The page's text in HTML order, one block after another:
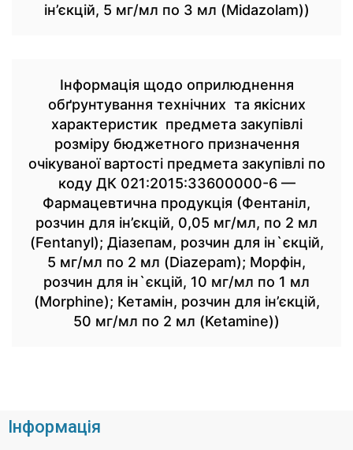
ін’єкцій, 5 мг/мл по 3 мл (Midazolam))
Інформація щодо оприлюднення
обґрунтування технічних та якісних
характеристик предмета закупівлі
розміру бюджетного призначення
очікуваної вартості предмета закупівлі по
коду ДК 021:2015:33600000-6 —
Фармацевтична продукція (Фентаніл,
розчин для ін’єкцій, 0,05 мг/мл, по 2 мл
(Fentanyl); Діазепам, розчин для ін`єкцій,
5 мг/мл по 2 мл (Diazepam); Морфін,
розчин для ін`єкцій, 10 мг/мл по 1 мл
(Morphine); Кетамін, розчин для ін’єкцій,
50 мг/мл по 2 мл (Ketamine))
Інформація